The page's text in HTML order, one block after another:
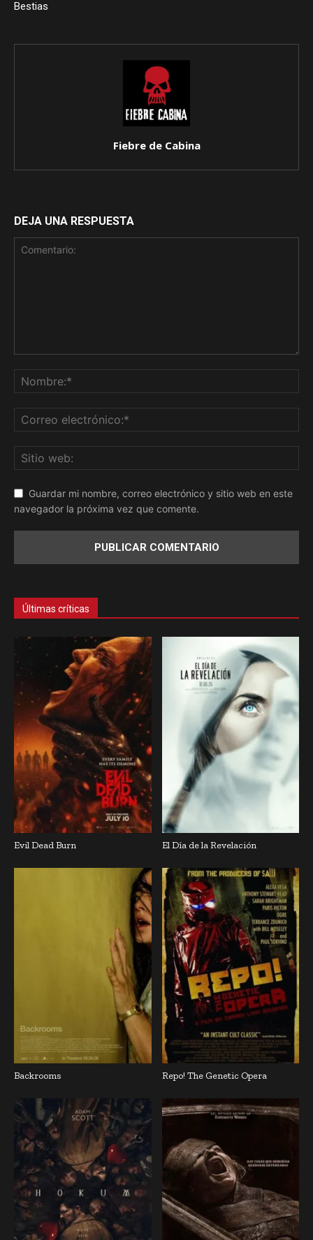
Bestias
Fiebre de Cabina
DEJA UNA RESPUESTA
Guardar mi nombre, correo electrónico y sitio web en este
navegador la próxima vez que comente.
Últimas críticas
Evil Dead Burn El Día de la Revelación
Backrooms Repo! The Genetic Opera